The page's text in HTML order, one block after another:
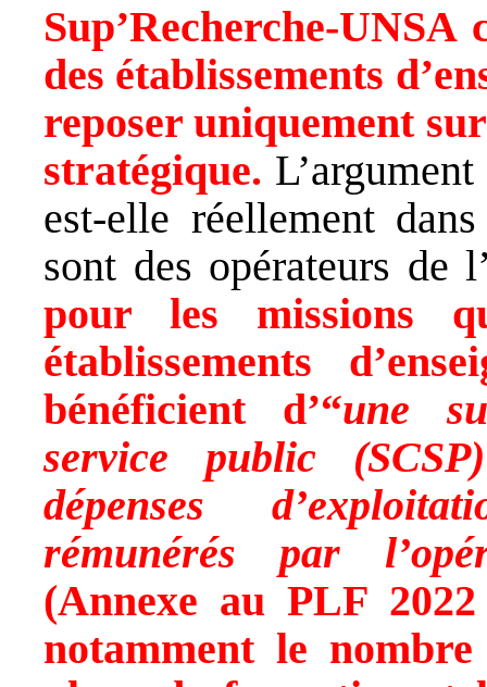
Sup’Recherche-
des établissements
reposer uniquement
stratégique.
est-elle réellement
sont des opérateurs de
pour les missions
établissements
bénéficient d’“une
service public
dépenses
rémunérés par
(Annexe au PLF
notamment le